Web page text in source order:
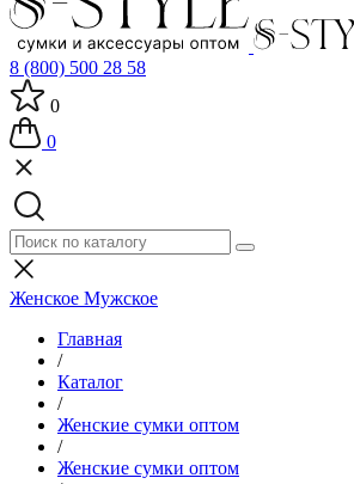
8 (800) 500 28 58
0
0
Женское Мужское
Главная
/
Каталог
/
Женские сумки оптом
/
Женские сумки оптом